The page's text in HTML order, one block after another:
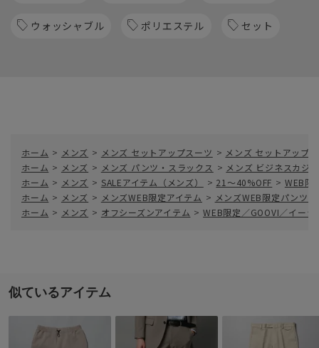
ウォッシャブル ポリエステル セット
ホーム > メンズ > メンズ セットアップスーツ > メンズ セットアップ
ホーム > メンズ > メンズ パンツ・スラックス > メンズ ビジネスカジ
ホーム > メンズ > SALEアイテム（メンズ） > 21～40%OFF > WEB限
ホーム > メンズ > メンズWEB限定アイテム > メンズWEB限定パンツ
ホーム > メンズ > オフシーズンアイテム > WEB限定／GOOVI／イー